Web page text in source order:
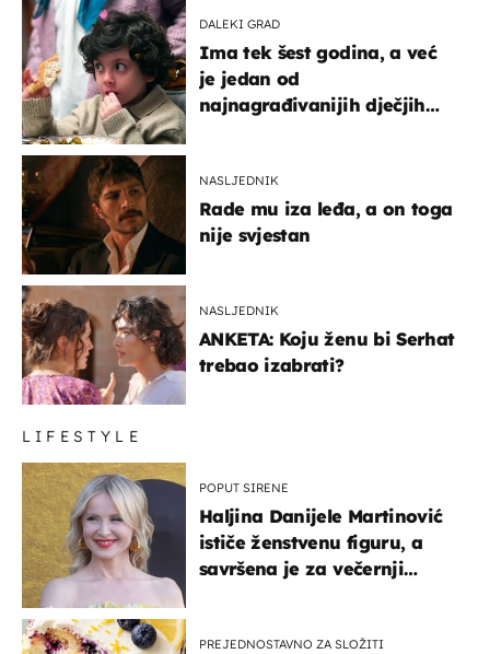
DALEKI GRAD
Ima tek šest godina, a već
je jedan od
najnagrađivanijih dječjih
NASLJEDNIK
Rade mu iza leđa, a on toga
nije svjestan
NASLJEDNIK
ANKETA: Koju ženu bi Serhat
trebao izabrati?
LIFESTYLE
POPUT SIRENE
Haljina Danijele Martinović
ističe ženstvenu figuru, a
savršena je za večernji
PREJEDNOSTAVNO ZA SLOŽITI